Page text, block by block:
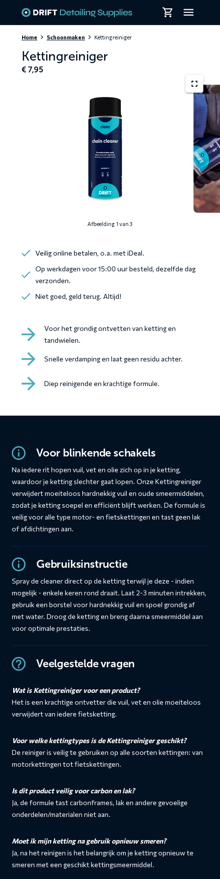
Home Schoonmaken Kettingreiniger
Kettingreiniger
€ 7,95
van
die
wordt
met
een
Afbeelding 1 van 3
Veilig online betalen, o.a. met iDeal.
Op werkdagen voor 15:00 uur besteld, dezelfde dag
verzonden.
Niet goed, geld terug. Altijd!
Voor het grondig ontvetten van ketting en
tandwielen.
Snelle verdamping en laat geen residu achter.
Diep reinigende en krachtige formule.
Voor blinkende schakels
Na iedere rit hopen vuil, vet en olie zich op in je ketting,
waardoor je ketting slechter gaat lopen. Onze Kettingreiniger
verwijdert moeiteloos hardnekkig vuil en oude smeermiddelen,
zodat je ketting soepel en efficiënt blijft werken. De formule is
veilig voor alle type motor- en fietskettingen en tast geen lak
of afdichtingen aan.
Gebruiksinstructie
Spray de cleaner direct op de ketting terwijl je deze - indien
mogelijk - enkele keren rond draait. Laat 2-3 minuten intrekken,
gebruik een borstel voor hardnekkig vuil en spoel grondig af
met water. Droog de ketting en breng daarna smeermiddel aan
voor optimale prestaties.
Veelgestelde vragen
Wat is Kettingreiniger voor een product?
Het is een krachtige ontvetter die vuil, vet en olie moeiteloos
verwijdert van iedere fietsketting.
Voor welke kettingtypes is de Kettingreiniger geschikt?
De reiniger is veilig te gebruiken op alle soorten kettingen: van
motorkettingen tot fietskettingen.
Is dit product veilig voor carbon en lak?
Ja, de formule tast carbonframes, lak en andere gevoelige
onderdelen/materialen niet aan.
Moet ik mijn ketting na gebruik opnieuw smeren?
Ja, na het reinigen is het belangrijk om je ketting opnieuw te
smeren met een geschikt kettingsmeermiddel.